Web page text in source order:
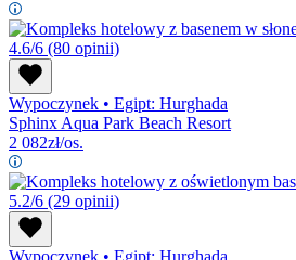
4.6/6 (80 opinii)
Wypoczynek • Egipt: Hurghada
Sphinx Aqua Park Beach Resort
2 082zł/os.
5.2/6 (29 opinii)
Wypoczynek • Egipt: Hurghada